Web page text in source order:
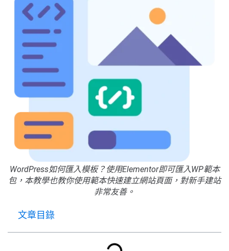
WordPress如何匯入模板？使用Elementor即可匯入WP範本
包，本教學也教你使用範本快速建立網站頁面，對新手建站
非常友善。
文章目錄